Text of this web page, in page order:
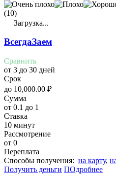
(10)
Загрузка...
ВсегдаЗаем
Сравнить
от 3 до 30 дней
Срок
до 10,000.00 ₽
Сумма
от 0.1 до 1
Ставка
10 минут
Рассмотрение
от 0
Переплата
Cпособы получения: на карту,
Получить деньги ПОдробнее